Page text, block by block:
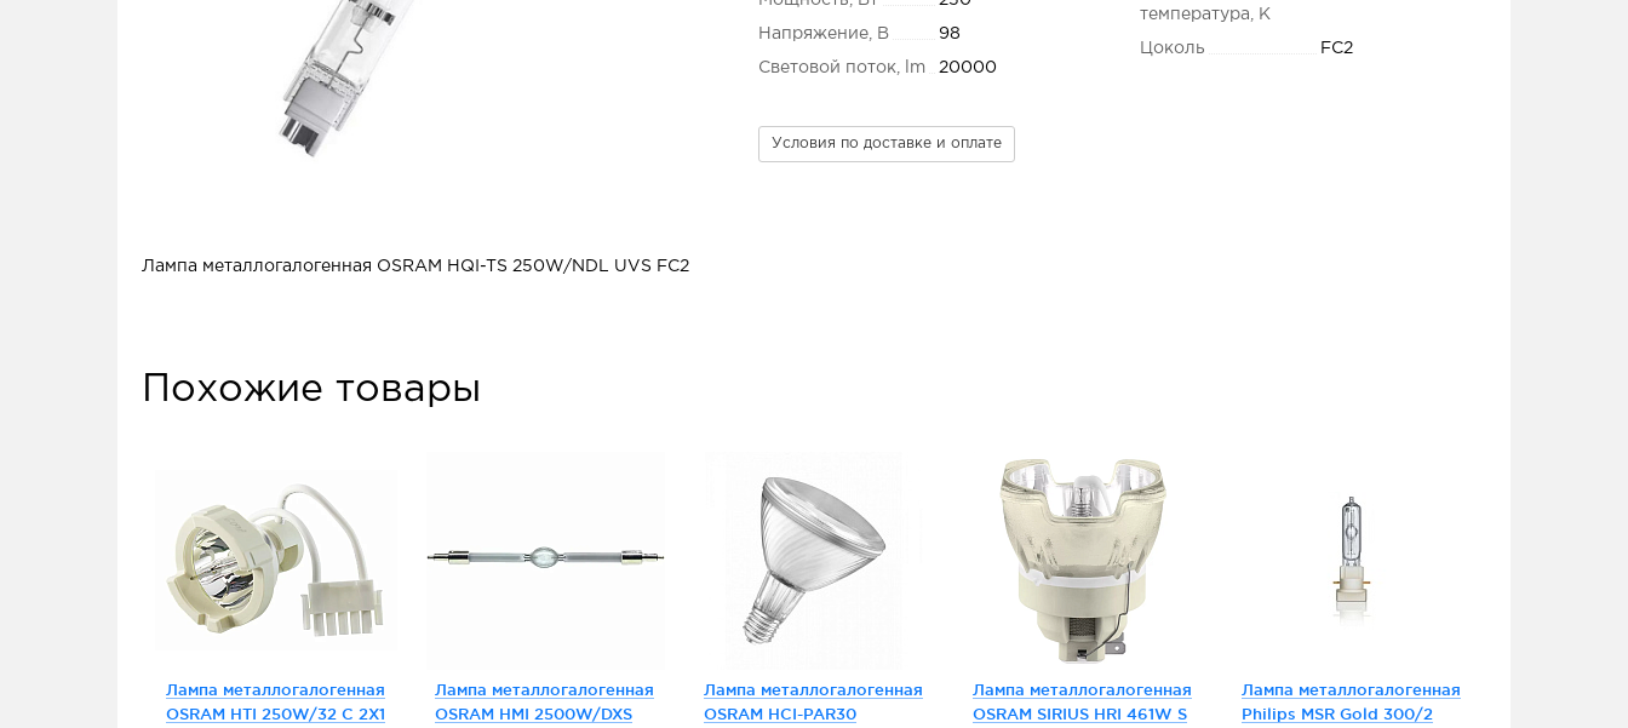
Напряжение, В 98
Световой поток, lm 20000
температура, K
Цоколь FC2
Условия по доставке и оплате
Лампа металлогалогенная OSRAM HQI-TS 250W/NDL UVS FC2
Похожие товары
Лампа металлогалогенная
OSRAM HTI 250W/32 C 2X1
Лампа металлогалогенная
OSRAM HMI 2500W/DXS
Лампа металлогалогенная
OSRAM HCI-PAR30
Лампа металлогалогенная
OSRAM SIRIUS HRI 461W S
Лампа металлогалогенная
Philips MSR Gold 300/2